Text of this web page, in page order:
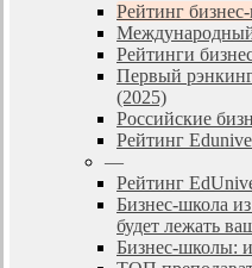
Рейтинг
Международный
Рейтинги
Первый
(2025)
Российские
Рейтинг
—
Рейтинг
Бизнес-школа
будет лежать
Бизнес-школы: